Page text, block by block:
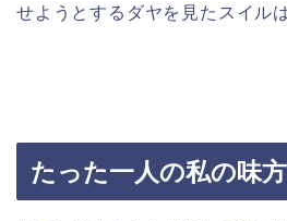
せようとするダヤを見たスイル
たった一人の私の味